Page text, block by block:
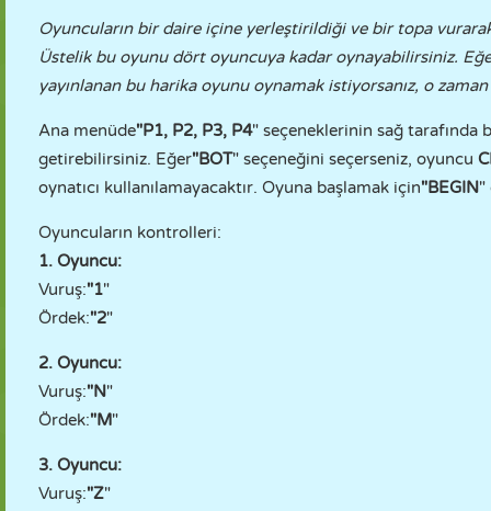
Oyuncuların bir daire içine yerleştirildiği ve bir topa
Üstelik bu oyunu dört oyuncuya kadar oynayabilirsiniz.
yayınlanan bu harika oyunu oynamak istiyorsanız, o zaman
Ana menüde"P1, P2, P3, P4" seçeneklerinin sağ tarafında
getirebilirsiniz. Eğer"BOT" seçeneğini seçerseniz, oyuncu
oynatıcı kullanılamayacaktır. Oyuna başlamak için"BEGIN"
Oyuncuların kontrolleri:
1. Oyuncu:
Vuruş:"1"
Ördek:"2"
2. Oyuncu:
Vuruş:"N"
Ördek:"M"
3. Oyuncu:
Vuruş:"Z"